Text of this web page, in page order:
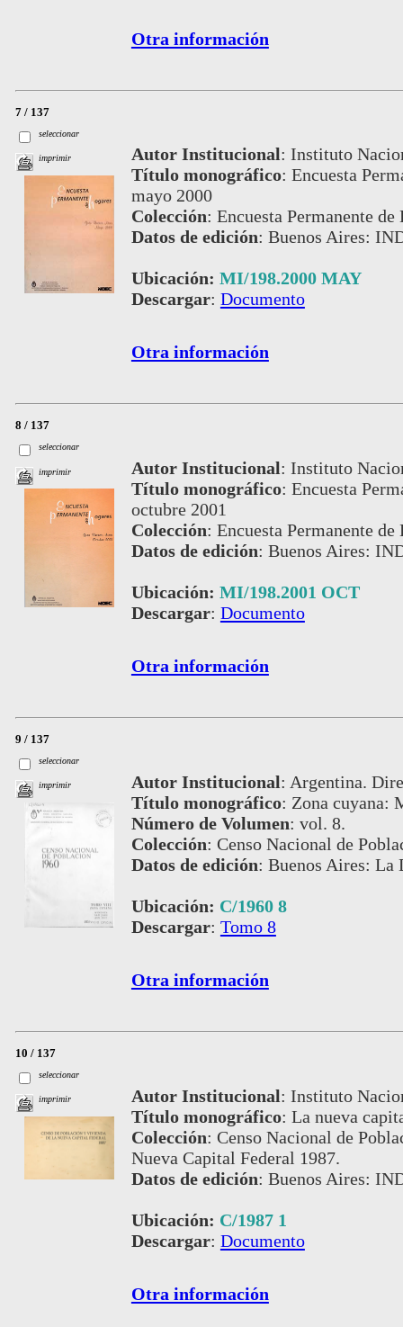
Otra información
7 / 137
seleccionar
imprimir Autor Institucional: Instituto
Título monográfico: Encuesta
mayo 2000
Colección: Encuesta Permanente de
Datos de edición: Buenos Aires:
Ubicación: MI/198.2000 MAY
Descargar: Documento
Otra información
8 / 137
seleccionar
imprimir Autor Institucional: Instituto
Título monográfico: Encuesta
octubre 2001
Colección: Encuesta Permanente de
Datos de edición: Buenos Aires:
Ubicación: MI/198.2001 OCT
Descargar: Documento
Otra información
9 / 137
seleccionar
imprimir Autor Institucional: Argentina.
Título monográfico: Zona cuyana:
Número de Volumen: vol. 8.
Colección: Censo Nacional de
Datos de edición: Buenos Aires: La
Ubicación: C/1960 8
Descargar: Tomo 8
Otra información
10 / 137
seleccionar
imprimir Autor Institucional: Instituto
Título monográfico: La nueva
Colección: Censo Nacional de
Nueva Capital Federal 1987.
Datos de edición: Buenos Aires:
Ubicación: C/1987 1
Descargar: Documento
Otra información